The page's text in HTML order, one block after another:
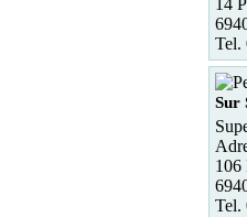
14
Tel.
Sur
106
Tel.